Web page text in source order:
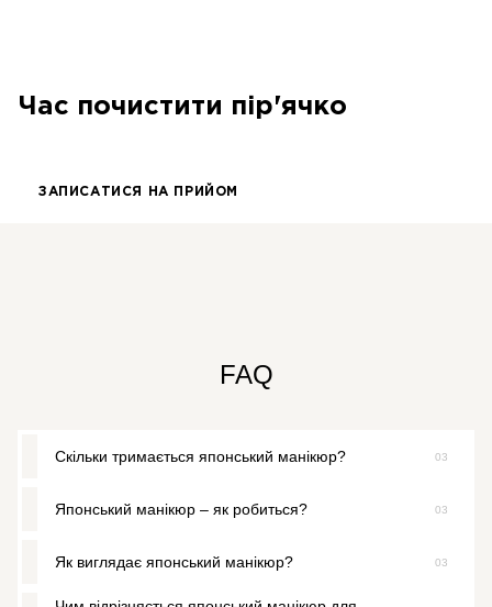
Час почистити пір'ячко
ЗАПИСАТИСЯ НА ПРИЙОМ
FAQ
Скільки тримається японський манікюр? 03
Ефект сяючих і зміцнених нігтів зберігається 2–3 тижні.
Японський манікюр – як робиться? 03
Процедура включає ванночку, полірування, нанесення
Як виглядає японський манікюр? 03